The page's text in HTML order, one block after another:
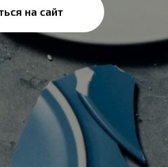
на сайт